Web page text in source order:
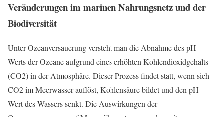
Veränderungen im marinen Nahrungsnetz und der
Biodiversität
Unter Ozeanversauerung versteht man die Abnahme des pH-
Werts der Ozeane aufgrund eines erhöhten Kohlendioxidgehalts
(CO2) in der Atmosphäre. Dieser Prozess findet statt, wenn sich
CO2 im Meerwasser auflöst, Kohlensäure bildet und den pH-
Wert des Wassers senkt. Die Auswirkungen der